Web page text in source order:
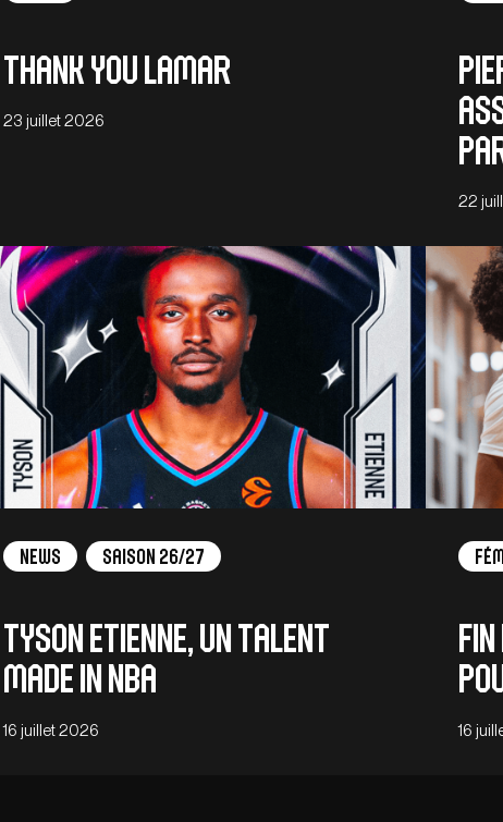
Thank you Lamar
23 juillet 2026
22
News Saison 26/27
Tyson Etienne, un talent
made in NBA
16 juillet 2026 16